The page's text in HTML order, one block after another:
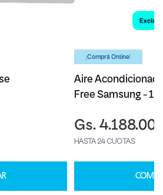
¡Comprá Online!
Aire
Free Samsung -
Gs.
HASTA 24 CUOTAS